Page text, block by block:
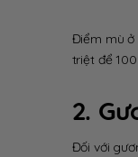
Điểm mù ở
triệt để
2.
Đối với